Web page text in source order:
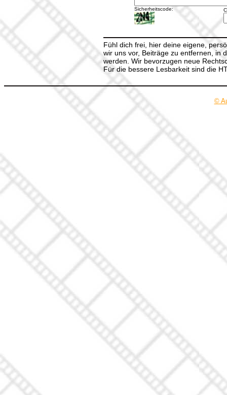
Sicherheitscode:
Fühl dich frei, hier deine eigene,
wir uns vor, Beiträge zu entfernen, in
werden. Wir bevorzugen neue
Für die bessere Lesbarkeit sind die
©